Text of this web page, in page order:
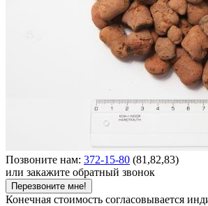
Позвоните нам: 372-15-80 (81,82,83)
или закажите обратный звонок
Перезвоните мне!
Конечная стоимость согласовывается